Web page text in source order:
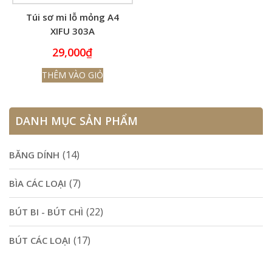
Túi sơ mi lỗ mỏng A4
XIFU 303A
29,000₫
THÊM VÀO GIỎ
DANH MỤC SẢN PHẨM
BĂNG DÍNH (14)
BÌA CÁC LOẠI (7)
BÚT BI - BÚT CHÌ (22)
BÚT CÁC LOẠI (17)